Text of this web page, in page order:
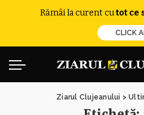
Rămâi la curent cutot ce
CLICK
Ziarul Clujeanului >